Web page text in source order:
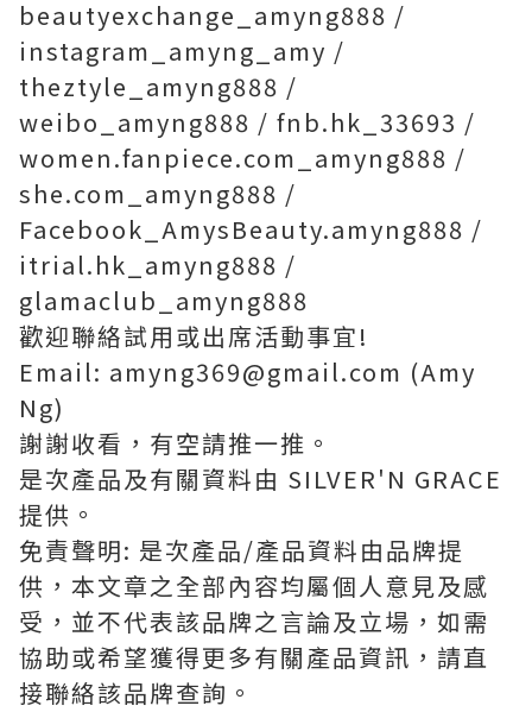
beautyexchange_amyng888 /
instagram_amyng_amy /
theztyle_amyng888 /
weibo_amyng888 / fnb.hk_33693 /
women.fanpiece.com_amyng888 /
she.com_amyng888 /
Facebook_AmysBeauty.amyng888 /
itrial.hk_amyng888 /
glamaclub_amyng888
歡迎聯絡試用或出席活動事宜!
Email: amyng369@gmail.com (Amy
Ng)
謝謝收看，有空請推一推。
是次產品及有關資料由 SILVER'N GRACE
提供。
免責聲明: 是次產品/產品資料由品牌提
供，本文章之全部內容均屬個人意見及感
受，並不代表該品牌之言論及立場，如需
協助或希望獲得更多有關產品資訊，請直
接聯絡該品牌查詢。